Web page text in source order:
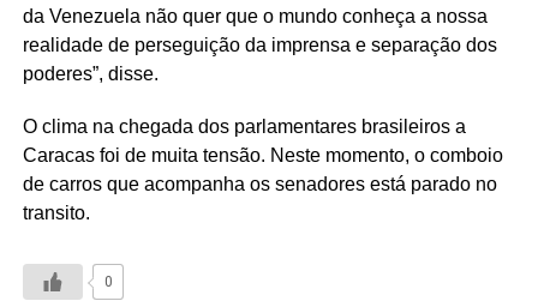
da Venezuela não quer que o mundo conheça a nossa
realidade de perseguição da imprensa e separação dos
poderes”, disse.
O clima na chegada dos parlamentares brasileiros a
Caracas foi de muita tensão. Neste momento, o comboio
de carros que acompanha os senadores está parado no
transito.
0